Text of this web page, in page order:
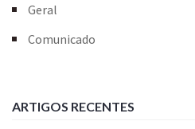
Geral
Comunicado
ARTIGOS RECENTES